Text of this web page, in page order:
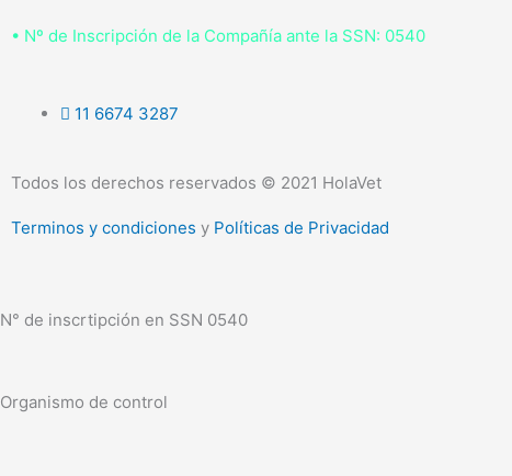
• Nº de Inscripción de la Compañía ante la SSN: 0540
11 6674 3287
Todos los derechos reservados © 2021 HolaVet
Terminos y condiciones y Políticas de Privacidad
N° de inscrtipción en SSN 0540
Organismo de control